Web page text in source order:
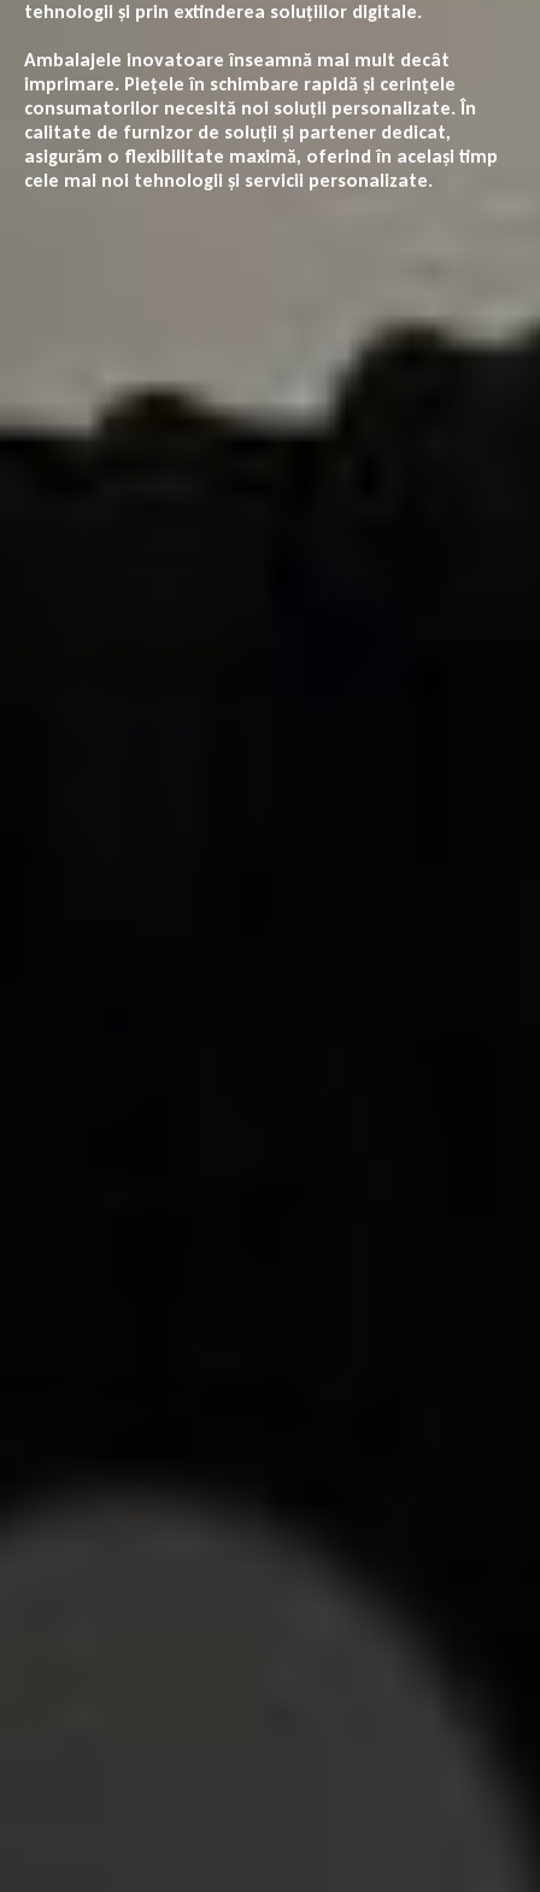
tehnologii și prin extinderea soluțiilor digitale.
Ambalajele inovatoare înseamnă mai mult decât
imprimare. Piețele în schimbare rapidă și cerințele
consumatorilor necesită noi soluții personalizate. În
calitate de furnizor de soluții și partener dedicat,
asigurăm o flexibilitate maximă, oferind în același timp
cele mai noi tehnologii și servicii personalizate.